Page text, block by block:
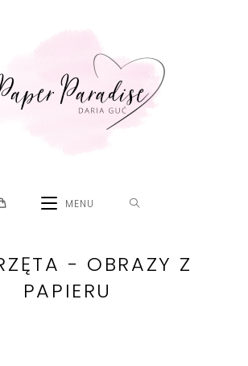
MENU
- OBRAZY Z
PAPIERU